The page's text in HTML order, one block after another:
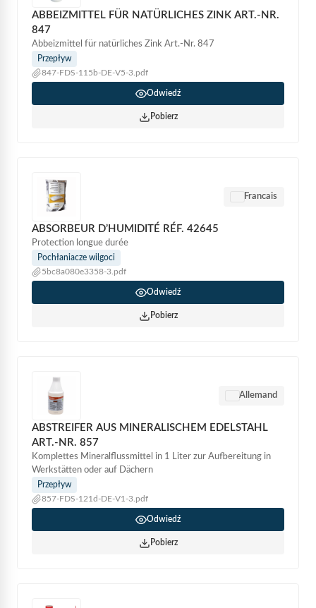
ABBEIZMITTEL FÜR NATÜRLICHES ZINK ART.-NR.
847
Abbeizmittel für natürliches Zink Art.-Nr. 847
Przepływ
847-FDS-115b-DE-V5-3.pdf
Odwiedź
Pobierz
Francais
ABSORBEUR D’HUMIDITÉ RÉF. 42645
Protection longue durée
Pochłaniacze wilgoci
5bc8a080e3358-3.pdf
Odwiedź
Pobierz
Allemand
ABSTREIFER AUS MINERALISCHEM EDELSTAHL
ART.-NR. 857
Komplettes Mineralflussmittel in 1 Liter zur Aufbereitung in
Werkstätten oder auf Dächern
Przepływ
857-FDS-121d-DE-V1-3.pdf
Odwiedź
Pobierz